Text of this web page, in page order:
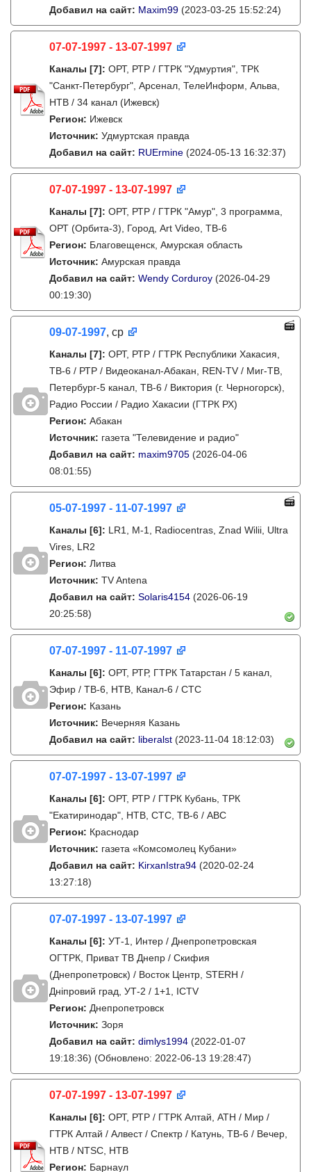
Добавил на сайт: Maxim99 (2023-03-25 15:52:24)
07-07-1997 - 13-07-1997
Каналы [7]: ОРТ, РТР / ГТРК "Удмуртия", ТРК
"Санкт-Петербург", Арсенал, ТелеИнформ, Альва,
НТВ / 34 канал (Ижевск)
Регион: Ижевск
Источник: Удмуртская правда
Добавил на сайт: RUErmine (2024-05-13 16:32:37)
07-07-1997 - 13-07-1997
Каналы [7]: ОРТ, РТР / ГТРК "Амур", 3 программа,
ОРТ (Орбита-3), Город, Art Video, ТВ-6
Регион: Благовещенск, Амурская область
Источник: Амурская правда
Добавил на сайт: Wendy Corduroy (2026-04-29
00:19:30)
09-07-1997, ср
Каналы [7]: ОРТ, РТР / ГТРК Республики Хакасия,
ТВ-6 / РТР / Видеоканал-Абакан, REN-TV / Миг-ТВ,
Петербург-5 канал, ТВ-6 / Виктория (г. Черногорск),
Радио России / Радио Хакасии (ГТРК РХ)
Регион: Абакан
Источник: газета "Телевидение и радио"
Добавил на сайт: maxim9705 (2026-04-06
08:01:55)
05-07-1997 - 11-07-1997
Каналы [6]: LR1, M-1, Radiocentras, Znad Wilii, Ultra
Vires, LR2
Регион: Литва
Источник: TV Antena
Добавил на сайт: Solaris4154 (2026-06-19
20:25:58)
07-07-1997 - 11-07-1997
Каналы [6]: ОРТ, РТР, ГТРК Татарстан / 5 канал,
Эфир / ТВ-6, НТВ, Канал-6 / СТС
Регион: Казань
Источник: Вечерняя Казань
Добавил на сайт: liberalst (2023-11-04 18:12:03)
07-07-1997 - 13-07-1997
Каналы [6]: ОРТ, РТР / ГТРК Кубань, ТРК
"Екатиринодар", НТВ, СТС, ТВ-6 / ABC
Регион: Краснодар
Источник: газета «Комсомолец Кубани»
Добавил на сайт: KirxanIstra94 (2020-02-24
13:27:18)
07-07-1997 - 13-07-1997
Каналы [6]: УТ-1, Интер / Днепропетровская
ОГТРК, Приват ТВ Днепр / Скифия
(Днепропетровск) / Восток Центр, STERH /
Дніпровий град, УТ-2 / 1+1, ICTV
Регион: Днепропетровск
Источник: Зоря
Добавил на сайт: dimlys1994 (2022-01-07
19:18:36) (Обновлено: 2022-06-13 19:28:47)
07-07-1997 - 13-07-1997
Каналы [6]: ОРТ, РТР / ГТРК Алтай, АТН / Мир /
ГТРК Алтай / Алвест / Спектр / Катунь, ТВ-6 / Вечер,
НТВ / NTSC, НТВ
Регион: Барнаул